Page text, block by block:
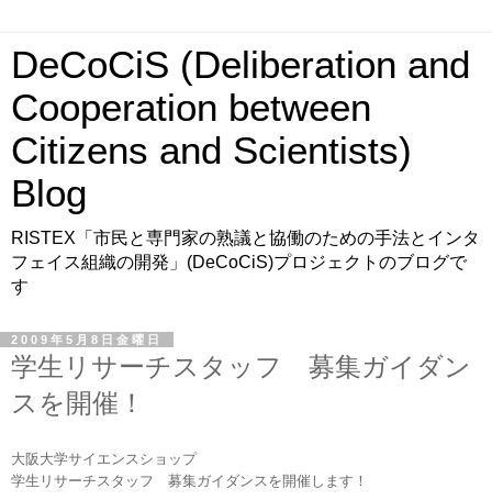
DeCoCiS (Deliberation and
Cooperation between
Citizens and Scientists)
Blog
RISTEX「市民と専門家の熟議と協働のための手法とインタ
フェイス組織の開発」(DeCoCiS)プロジェクトのブログで
す
2009年5月8日金曜日
学生リサーチスタッフ 募集ガイダン
スを開催！
大阪大学サイエンスショップ
学生リサーチスタッフ 募集ガイダンスを開催します！